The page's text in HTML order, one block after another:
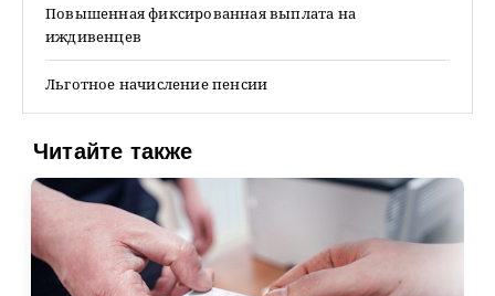
Повышенная фиксированная выплата на
иждивенцев
Льготное начисление пенсии
Читайте также